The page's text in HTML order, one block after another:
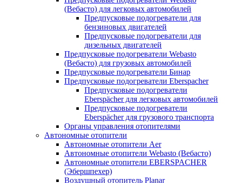
(Вебасто) для легковых автомобилей
Предпусковые подогреватели для
бензиновых двигателей
Предпусковые подогреватели для
дизельных двигателей
Предпусковые подогреватели Webasto
(Вебасто) для грузовых автомобилей
Предпусковые подогреватели Бинар
Предпусковые подогреватели Eberspacher
Предпусковые подогреватели
Eberspächer для легковых автомобилей
Предпусковые подогреватели
Eberspächer для грузового транспорта
Органы управления отопителями
Автономные отопители
Автономные отопители Аer
Автономные отопители Webasto (Вебасто)
Автономные отопители EBERSPACHER
(Эбершпехер)
Воздушный отопитель Planar